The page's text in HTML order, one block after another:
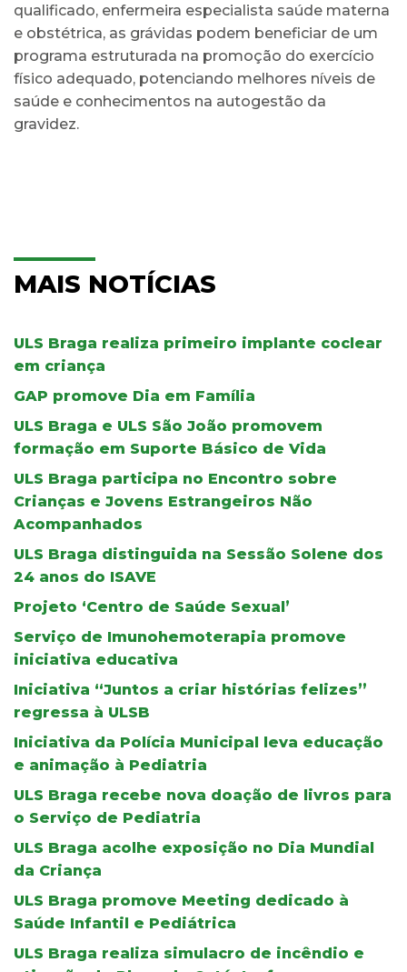
qualificado, enfermeira especialista saúde materna
e obstétrica, as grávidas podem beneficiar de um
programa estruturada na promoção do exercício
físico adequado, potenciando melhores níveis de
saúde e conhecimentos na autogestão da
gravidez.
MAIS NOTÍCIAS
ULS Braga realiza primeiro implante coclear
em criança
GAP promove Dia em Família
ULS Braga e ULS São João promovem
formação em Suporte Básico de Vida
ULS Braga participa no Encontro sobre
Crianças e Jovens Estrangeiros Não
Acompanhados
ULS Braga distinguida na Sessão Solene dos
24 anos do ISAVE
Projeto ‘Centro de Saúde Sexual’
Serviço de Imunohemoterapia promove
iniciativa educativa
Iniciativa “Juntos a criar histórias felizes”
regressa à ULSB
Iniciativa da Polícia Municipal leva educação
e animação à Pediatria
ULS Braga recebe nova doação de livros para
o Serviço de Pediatria
ULS Braga acolhe exposição no Dia Mundial
da Criança
ULS Braga promove Meeting dedicado à
Saúde Infantil e Pediátrica
ULS Braga realiza simulacro de incêndio e